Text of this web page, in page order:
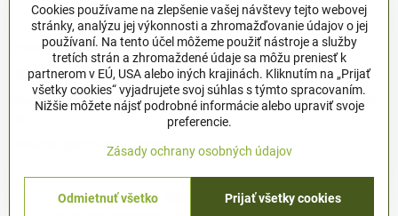
Podmienky ochrany osobných údajov
OBCHODNÉ PODMIENKY
Všeobecné nariadenie o bezpečnosti produktov (GPSR), Regulation
Pravidlá spracovania recenzií
©
Copyright
Cookies používame na zlepšenie vašej návštevy tejto webovej
stránky, analýzu jej výkonnosti a zhromažďovanie údajov o jej
používaní. Na tento účel môžeme použiť nástroje a služby
tretích strán a zhromaždené údaje sa môžu preniesť k
partnerom v EÚ, USA alebo iných krajinách. Kliknutím na „Prijať
všetky cookies“ vyjadrujete svoj súhlas s týmto spracovaním.
Nižšie môžete nájsť podrobné informácie alebo upraviť svoje
preferencie.
Zásady ochrany osobných údajov
Prijať všetky cookies
Odmietnuť všetko